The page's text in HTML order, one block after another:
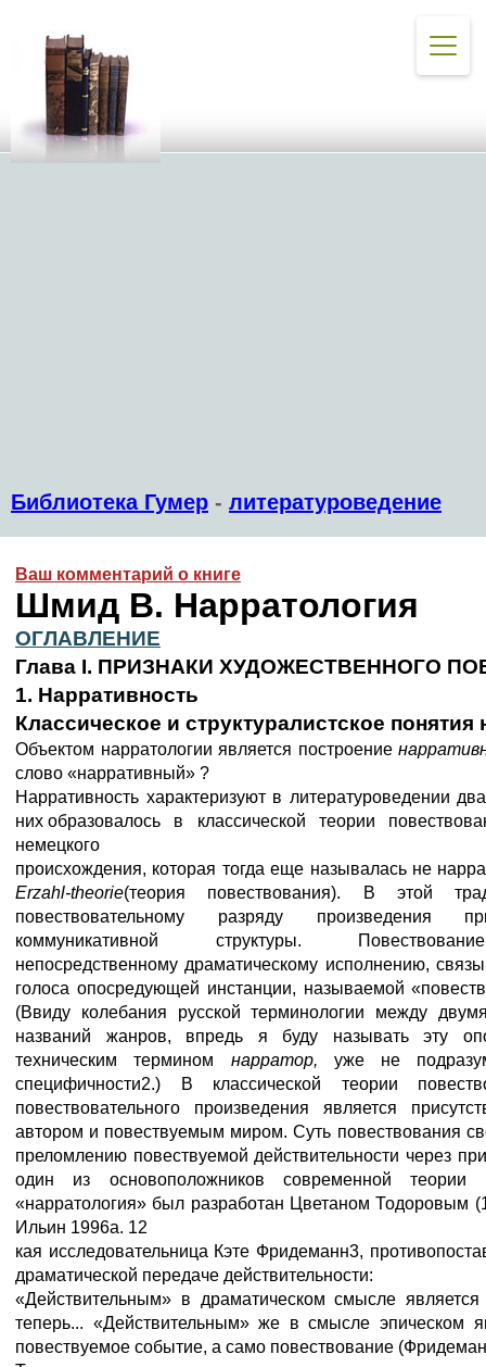
Библиотека Гумер - литературоведение
Ваш комментарий о книге
Шмид B. Нарратология
ОГЛАВЛЕНИЕ
Глава I. ПРИЗНАКИ ХУДОЖЕСТВЕННОГО
1. Нарративность
Классическое и структуралистское понятия
Объектом нарратологии является построение
слово «нарративный» ?
Нарративность характеризуют в литературоведении
них образовалось в классической теории
немецкого
происхождения, которая тогда еще называлась не
Erzahl-theorie(теория повествования). В этой
повествовательному разряду произведения
коммуникативной структуры.
непосредственному драматическому исполнению,
голоса опосредующей инстанции, называемой
(Ввиду колебания русской терминологии между
названий жанров, впредь я буду называть эту
техническим термином нарратор, уже не
специфичности2.) В классической теории
повествовательного произведения является
автором и повествуемым миром. Суть повествования
преломлению повествуемой действительности через
один из основоположников современной теории
«нарратология» был разработан Цветаном Тодоровым
Ильин 1996а. 12
кая исследовательница Кэте Фридеманн3,
драматической передаче действительности:
«Действительным» в драматическом смысле
теперь... «Действительным» же в смысле эпическом
повествуемое событие, а само повествование